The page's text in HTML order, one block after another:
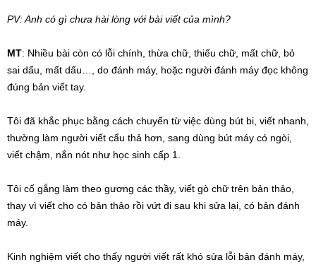
PV: Anh có gì chưa hài lòng với bài viết của mình?
MT: Nhiều bài còn có lỗi chính, thừa chữ, thiếu chữ, mất chữ, bỏ
sai dấu, mất dấu…, do đánh máy, hoặc người đánh máy đọc không
đúng bản viết tay.
Tôi đã khắc phục bằng cách chuyển từ việc dùng bút bi, viết nhanh,
thường làm người viết cẩu thả hơn, sang dùng bút máy có ngòi,
viết chậm, nắn nót như học sinh cấp 1.
Tôi cố gắng làm theo gương các thầy, viết gò chữ trên bản thảo,
thay vì viết cho có bản thảo rồi vứt đi sau khi sửa lại, có bản đánh
máy.
Kinh nghiệm viết cho thấy người viết rất khó sửa lỗi bản đánh máy,